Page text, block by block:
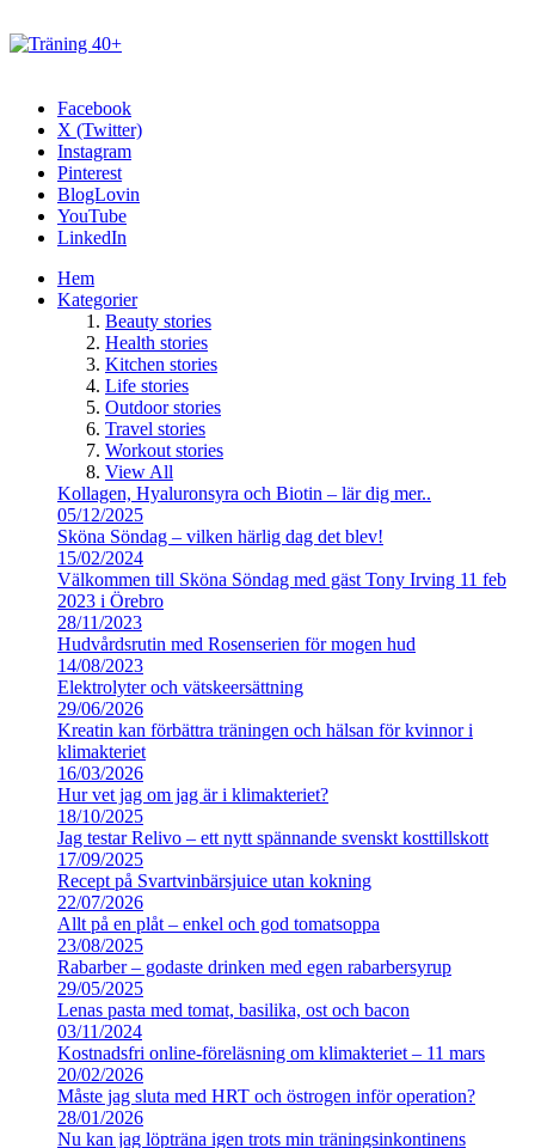
Facebook
X (Twitter)
Instagram
Pinterest
BlogLovin
YouTube
LinkedIn
Hem
Kategorier
Beauty stories
Health stories
Kitchen stories
Life stories
Outdoor stories
Travel stories
Workout stories
View All
Kollagen, Hyaluronsyra och Biotin – lär dig mer..
05/12/2025
Sköna Söndag – vilken härlig dag det blev!
15/02/2024
Välkommen till Sköna Söndag med gäst Tony Irving 11 feb
2023 i Örebro
28/11/2023
Hudvårdsrutin med Rosenserien för mogen hud
14/08/2023
Elektrolyter och vätskeersättning
29/06/2026
Kreatin kan förbättra träningen och hälsan för kvinnor i
klimakteriet
16/03/2026
Hur vet jag om jag är i klimakteriet?
18/10/2025
Jag testar Relivo – ett nytt spännande svenskt kosttillskott
17/09/2025
Recept på Svartvinbärsjuice utan kokning
22/07/2026
Allt på en plåt – enkel och god tomatsoppa
23/08/2025
Rabarber – godaste drinken med egen rabarbersyrup
29/05/2025
Lenas pasta med tomat, basilika, ost och bacon
03/11/2024
Kostnadsfri online-föreläsning om klimakteriet – 11 mars
20/02/2026
Måste jag sluta med HRT och östrogen inför operation?
28/01/2026
Nu kan jag löpträna igen trots min träningsinkontinens